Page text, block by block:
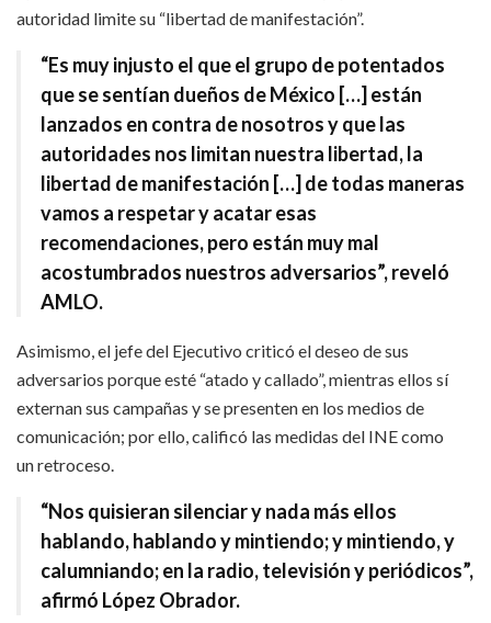
autoridad limite su “libertad de manifestación”.
“Es muy injusto el que el grupo de potentados
que se sentían dueños de México […] están
lanzados en contra de nosotros y que las
autoridades nos limitan nuestra libertad, la
libertad de manifestación […] de todas maneras
vamos a respetar y acatar esas
recomendaciones, pero están muy mal
acostumbrados nuestros adversarios”, reveló
AMLO.
Asimismo, el jefe del Ejecutivo criticó el deseo de sus
adversarios porque esté “atado y callado”, mientras ellos sí
externan sus campañas y se presenten en los medios de
comunicación; por ello, calificó las medidas del INE como
un retroceso.
“Nos quisieran silenciar y nada más ellos
hablando, hablando y mintiendo; y mintiendo, y
calumniando; en la radio, televisión y periódicos”,
afirmó López Obrador.